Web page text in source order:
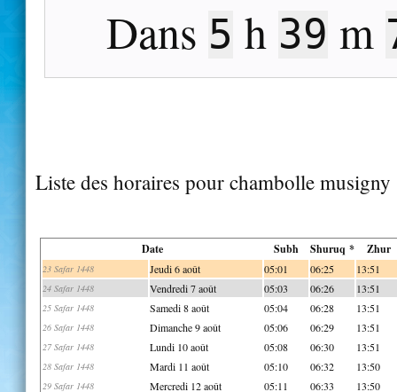
Dans 5 h 39 m
Liste des horaires pour chambolle musigny
Date Subh Shuruq * Zhur
23 Safar 1448 Jeudi 6 août 05:01 06:25 13:51
24 Safar 1448 Vendredi 7 août 05:03 06:26 13:51
25 Safar 1448 Samedi 8 août 05:04 06:28 13:51
26 Safar 1448 Dimanche 9 août 05:06 06:29 13:51
27 Safar 1448 Lundi 10 août 05:08 06:30 13:51
28 Safar 1448 Mardi 11 août 05:10 06:32 13:50
29 Safar 1448 Mercredi 12 août 05:11 06:33 13:50